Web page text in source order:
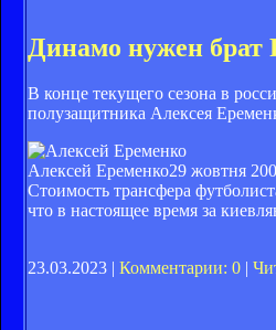
Динамо нужен брат
В конце текущего сезона в
полузащитника Алексея
Алексей Еременко29 жовтня
Стоимость трансфера
что в настоящее время за
23.03.2023 | Комментарии: 0 |